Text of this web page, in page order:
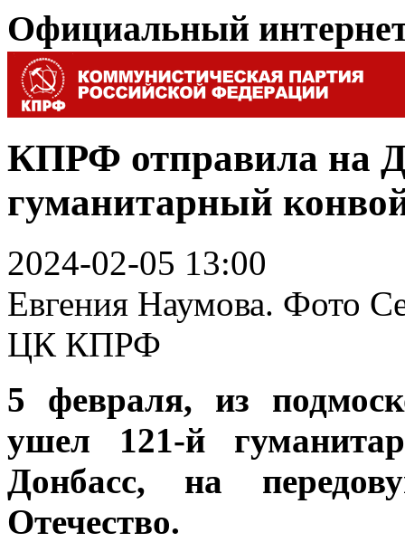
Официальный
КПРФ отправила на
гуманитарный
2024-02-05 13:00
Евгения Наумова. Фото
ЦК КПРФ
5 февраля, из
ушел 121-й
Донбасс, на
Отечество.